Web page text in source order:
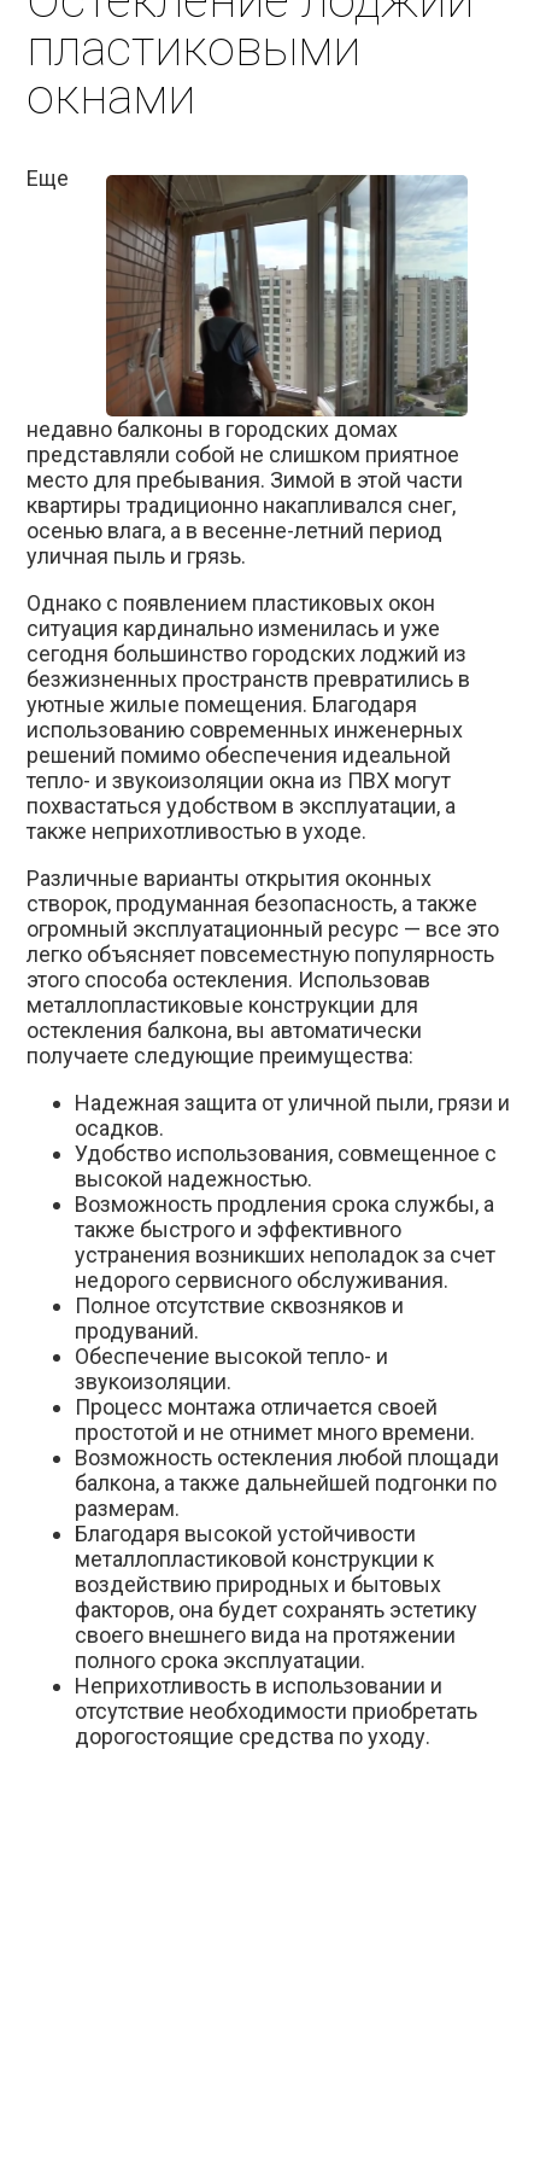
пластиковыми
окнами
Еще
недавно балконы в городских домах
представляли собой не слишком приятное
место для пребывания. Зимой в этой части
квартиры традиционно накапливался снег,
осенью влага, а в весенне-летний период
уличная пыль и грязь.
Однако с появлением пластиковых окон
ситуация кардинально изменилась и уже
сегодня большинство городских лоджий из
безжизненных пространств превратились в
уютные жилые помещения. Благодаря
использованию современных инженерных
решений помимо обеспечения идеальной
тепло- и звукоизоляции окна из ПВХ могут
похвастаться удобством в эксплуатации, а
также неприхотливостью в уходе.
Различные варианты открытия оконных
створок, продуманная безопасность, а также
огромный эксплуатационный ресурс — все это
легко объясняет повсеместную популярность
этого способа остекления. Использовав
металлопластиковые конструкции для
остекления балкона, вы автоматически
получаете следующие преимущества:
Надежная защита от уличной пыли, грязи и
осадков.
Удобство использования, совмещенное с
высокой надежностью.
Возможность продления срока службы, а
также быстрого и эффективного
устранения возникших неполадок за счет
недорого сервисного обслуживания.
Полное отсутствие сквозняков и
продуваний.
Обеспечение высокой тепло- и
звукоизоляции.
Процесс монтажа отличается своей
простотой и не отнимет много времени.
Возможность остекления любой площади
балкона, а также дальнейшей подгонки по
размерам.
Благодаря высокой устойчивости
металлопластиковой конструкции к
воздействию природных и бытовых
факторов, она будет сохранять эстетику
своего внешнего вида на протяжении
полного срока эксплуатации.
Неприхотливость в использовании и
отсутствие необходимости приобретать
дорогостоящие средства по уходу.